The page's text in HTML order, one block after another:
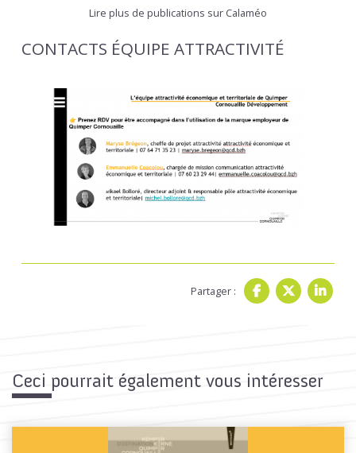
Lire plus de publications sur Calaméo
CONTACTS ÉQUIPE ATTRACTIVITÉ
Partager :
Ceci pourrait également vous intéresser